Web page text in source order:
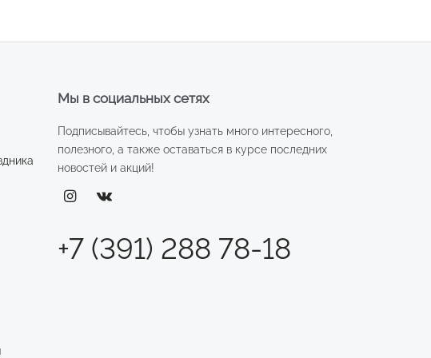
Мы в социальных сетях
Подписывайтесь, чтобы узнать много интересного,
полезного, а также оставаться в курсе последних
новостей и акций!
+7 (391) 288 78-18